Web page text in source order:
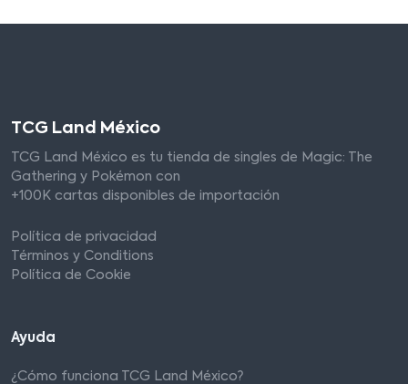
TCG Land México
TCG Land México es tu tienda de singles de Magic: The
Gathering y Pokémon con
+100K cartas disponibles de importación
Política de privacidad
Términos y Conditions
Política de Cookie
Ayuda
¿Cómo funciona TCG Land México?